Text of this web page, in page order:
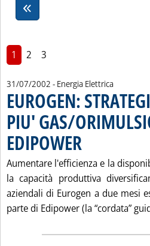
1 2 3
31/07/2002 - Energia Elettrica
EUROGEN:
PIU' GAS/
EDIPOWER
Aumentare l'efficienza e la
la capacità produttiva
aziendali di Eurogen a due mesi
parte di Edipower (la “cordata”